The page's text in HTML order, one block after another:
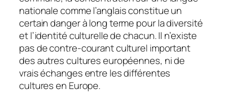
nationale comme l’anglais constitue un
certain danger à long terme pour la diversité
et l’identité culturelle de chacun. Il n’existe
pas de contre-courant culturel important
des autres cultures européennes, ni de
vrais échanges entre les différentes
cultures en Europe.